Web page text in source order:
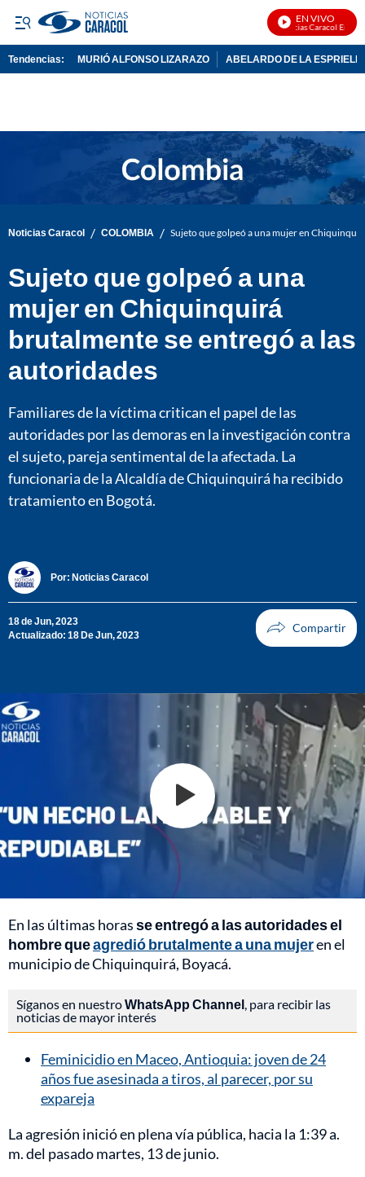
EN VIVO
Noticias Caracol En Vivo
Tendencias: MURIÓ ALFONSO LIZARAZO ABELARDO DE LA
Noticias Caracol / COLOMBIA / Sujeto que golpeó a una mujer en
Sujeto que golpeó a una
mujer en Chiquinquirá
brutalmente se entregó a las
autoridades
Familiares de la víctima critican el papel de las
autoridades por las demoras en la investigación contra
el sujeto, pareja sentimental de la afectada. La
funcionaria de la Alcaldía de Chiquinquirá ha recibido
tratamiento en Bogotá.
Por: Noticias Caracol
18 de Jun, 2023
Actualizado: 18 De Jun, 2023
En las últimas horasse entregó a las autoridades el
hombre queagredió brutalmente a una mujeren el
municipio de Chiquinquirá, Boyacá.
Síganos en nuestroWhatsApp Channel , para recibir las
noticias de mayor interés
Feminicidio en Maceo, Antioquia: joven de 24
años fue asesinada a tiros, al parecer, por su
expareja
La agresión inició en plena vía pública, hacia la 1:39 a.
m. del pasado martes, 13 de junio.